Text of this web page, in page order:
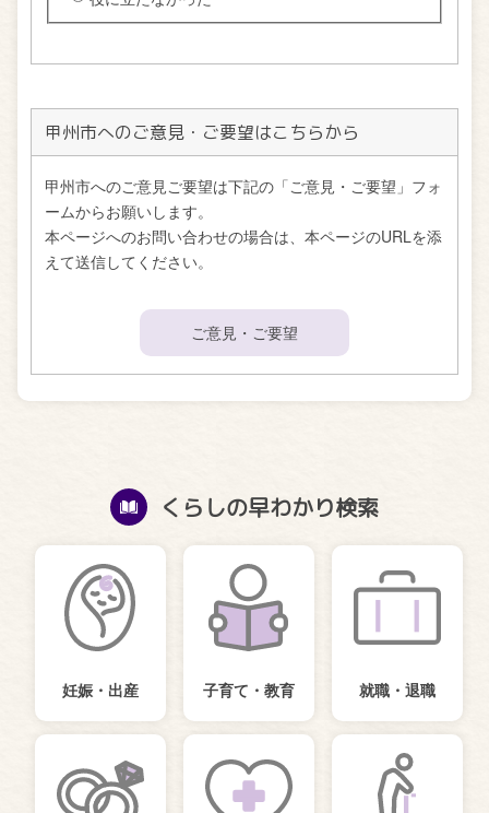
甲州市へのご意見・ご要望はこちらから
甲州市へのご意見ご要望は下記の「ご意見・ご要望」フォ
ームからお願いします。
本ページへのお問い合わせの場合は、本ページのURLを添
えて送信してください。
ご意見・ご要望
くらしの早わかり検索
妊娠・出産 子育て・教育 就職・退職